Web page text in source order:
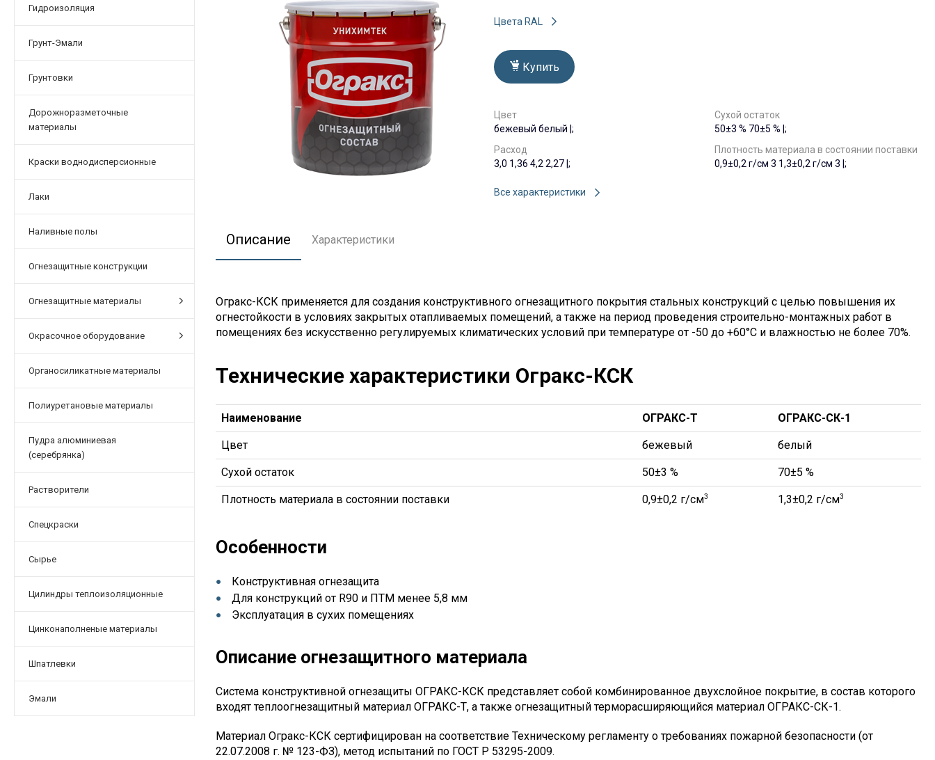
Гидроизоляция
Грунт-Эмали
Грунтовки
Дорожноразметочные
материалы
Краски воднодисперсионные
Лаки
Наливные полы
Огнезащитные конструкции
Огнезащитные материалы
Окрасочное оборудование
Органосиликатные материалы
Полиуретановые материалы
Пудра алюминиевая
(серебрянка)
Растворители
Спецкраски
Сырье
Цилиндры теплоизоляционные
Цинконаполненые материалы
Шпатлевки
Эмали
Цвета RAL
Купить
Цвет
бежевый белый |;
Сухой остаток
50±3 % 70±5 % |;
Расход
3,0 1,36 4,2 2,27 |;
Плотность материала в состоянии поставки
0,9±0,2 г/см 3 1,3±0,2 г/см 3 |;
Все характеристики
Описание Характеристики
Огракс-КСК применяется для создания конструктивного огнезащитного покрытия стальных конструкций с целью повышения их
огнестойкости в условиях закрытых отапливаемых помещений, а также на период проведения строительно-монтажных работ в
помещениях без искусственно регулируемых климатических условий при температуре от -50 до +60°С и влажностью не более 70%.
Технические характеристики Огракс-КСК
Наименование ОГРАКС-T ОГРАКС-СК-1
Цвет бежевый белый
Сухой остаток 50±3 % 70±5 %
Плотность материала в состоянии поставки 0,9±0,2 г/см3 1,3±0,2 г/см3
Особенности
Конструктивная огнезащита
Для конструкций от R90 и ПТМ менее 5,8 мм
Эксплуатация в сухих помещениях
Описание огнезащитного материала
Система конструктивной огнезащиты ОГРАКС-КСК представляет собой комбинированное двухслойное покрытие, в состав которого
входят теплоогнезащитный материал ОГРАКС-Т, а также огнезащитный терморасширяющийся материал ОГРАКС-СК-1.
Материал Огракс-КСК сертифицирован на соответствие Техническому регламенту о требованиях пожарной безопасности (от
22.07.2008 г. № 123-ФЗ), метод испытаний по ГОСТ Р 53295-2009.